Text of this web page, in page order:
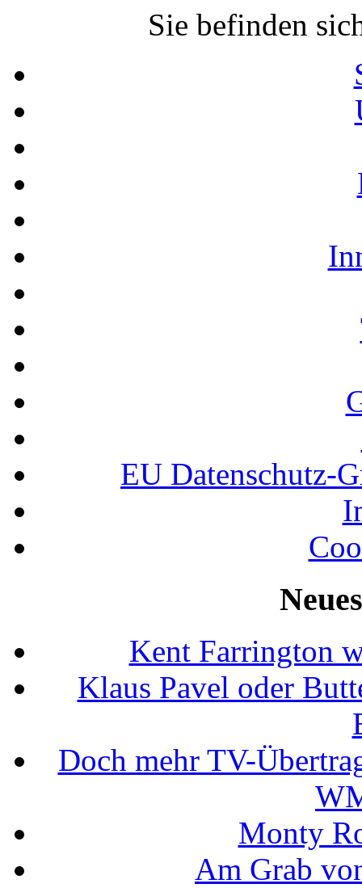
Sie befinden
EU Datenschutz-
Kent Farrington
Klaus Pavel oder
Doch mehr TV-
Monty
Am Grab